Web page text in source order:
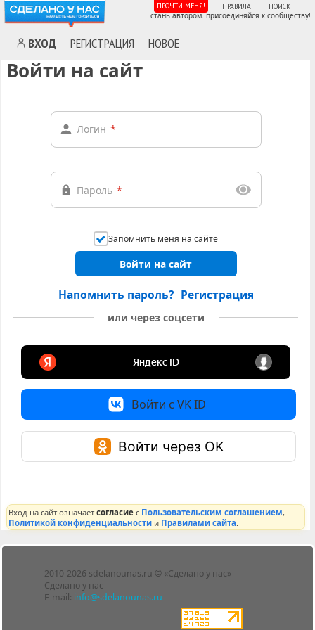
ВХОД РЕГИСТРАЦИЯ НОВОЕ
ПРОЧТИ МЕНЯ! ПРАВИЛА ПОИСК
стань автором. присоединяйся к сообществу!
Войти на сайт
Логин *
Пароль *
Запомнить меня на сайте
Войти на сайт
Напомнить пароль? Регистрация
или через соцсети
Войти с VK ID
Войти через OK
Вход на сайт означаетсогласие с Пользовательским соглашением,
Политикой конфиденциальности и Правилами сайта
2010-2026 sdelanounas.ru © «Сделано у нас» —
Сделано у нас
E-mail: info@sdelanounas.ru
Блоги
Люди
Политика